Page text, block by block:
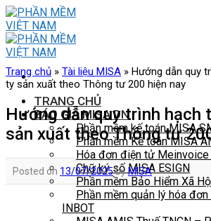
Skip
to
content
TRANG CHỦ
BÁO GIÁ MISA DN
Phần mềm kế toán MISA
Phần mềm Kế toán MISA
Hóa đơn điện tử
Chữ ký số MISA ESIGN
Phần mềm Bảo Hiểm Xã
Phần mềm quản lý hóa
INBOT
Trang chủ » Tài liệu MISA » Hướng dẫn quy
ty sản xuất theo Thông tư 200 hiện nay
Hướng dẫn quy trình hạch
sản xuất theo Thông tư
Posted on 13/07/2025byMISA